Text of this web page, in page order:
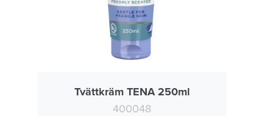
Tvättkräm TENA 250ml
400048